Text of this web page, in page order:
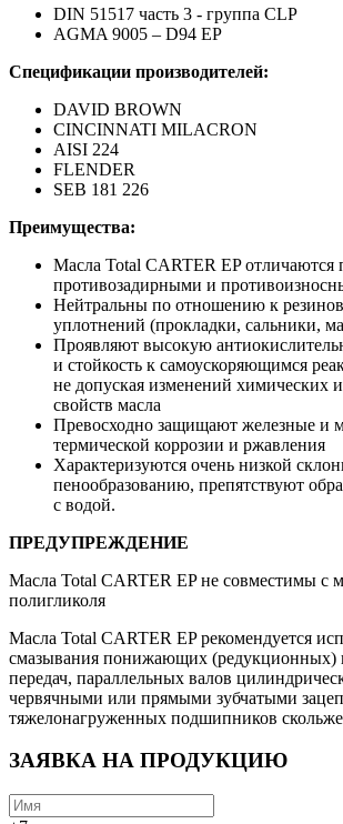
DIN 51517 часть 3 - группа CLP
AGMA 9005 – D94 EP
Спецификации производителей:
DAVID BROWN
CINCINNATI MILACRON
AISI 224
FLENDER
SEB 181 226
Преимущества:
Масла Total CARTER EP отличаются
противозадирными и
Нейтральны по отношению к
уплотнений (прокладки, сальники,
Проявляют высокую
и стойкость к самоускоряющимся
не допуская изменений химических
свойств масла
Превосходно защищают железные и
термической коррозии и ржавления
Характеризуются очень низкой
пенообразованию, препятствуют
с водой.
ПРЕДУПРЕЖДЕНИЕ
Масла Total CARTER EP не совместимы с
полигликоля
Масла Total CARTER EP рекомендуется
смазывания понижающих (редукционных)
передач, параллельных валов
червячными или прямыми зубчатыми
тяжелонагруженных подшипников
ЗАЯВКА НА ПРОДУКЦИЮ